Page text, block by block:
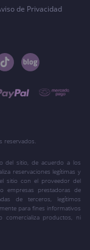
de Privacidad
reservados.
del sitio, de acuerdo a los
reservaciones legítimas y
sitio con el proveedor del
empresas prestadoras de
de terceros, legítimos
para fines informativos
comercializa productos, ni